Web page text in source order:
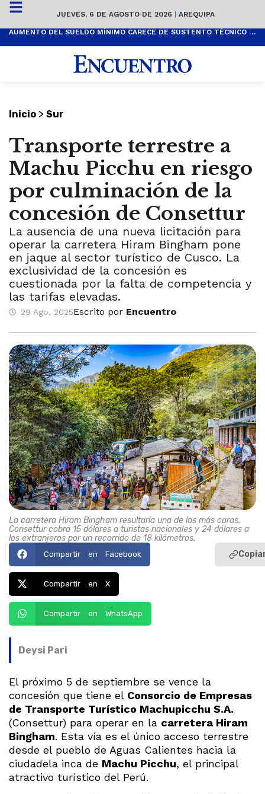
JUEVES, 6 DE AGOSTO DE 2026 | AREQUIPA
AUMENTO DEL SUELDO MÍNIMO CARECE DE SUSTENTO TÉCNICO Y ES POPULISTA
Inicio > Sur
Transporte terrestre a
Machu Picchu en riesgo
por culminación de la
concesión de Consettur
La ausencia de una nueva licitación para
operar la carretera Hiram Bingham pone
en jaque al sector turístico de Cusco. La
exclusividad de la concesión es
cuestionada por la falta de competencia y
las tarifas elevadas.
29 Ago, 2025Escrito por Encuentro
La carretera Hiram Bingham resultaría una de las más caras.
Consettur cobra 15 dólares a turistas nacionales y 24 dólares a
los extranjeros por un recorrido de 18 kilómetros.
Compartir en Facebook
Compartir en X
Compartir en WhatsApp
Deysi Pari
El próximo 5 de septiembre se vence la
concesión que tiene el Consorcio de Empresas
de Transporte Turístico Machupicchu S.A.
(Consettur) para operar en la carretera Hiram
Bingham. Esta vía es el único acceso terrestre
desde el pueblo de Aguas Calientes hacia la
ciudadela inca de Machu Picchu, el principal
atractivo turístico del Perú.